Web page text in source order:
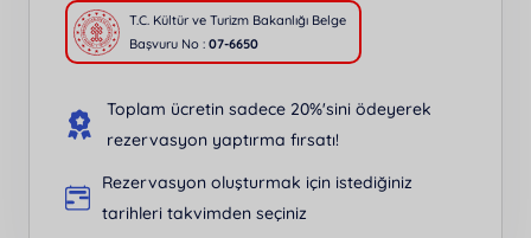
T.C. Kültür ve Turizm Bakanlığı Belge
Başvuru No :07-6650
Toplam ücretin sadece 20%'sini ödeyerek
rezervasyon yaptırma fırsatı!
Rezervasyon oluşturmak için istediğiniz
tarihleri takvimden seçiniz